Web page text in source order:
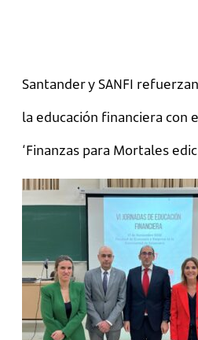
Santander y SANFI
la educación financiera con
‘Finanzas para Mortales